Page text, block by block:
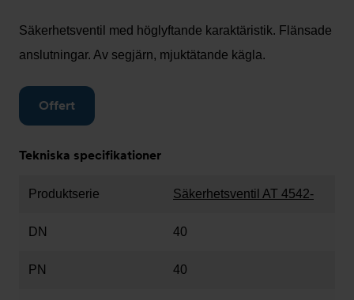
Säkerhetsventil med höglyftande karaktäristik. Flänsade
anslutningar. Av segjärn, mjuktätande kägla.
Offert
Tekniska specifikationer
Produktserie Säkerhetsventil AT 4542-
DN 40
PN 40